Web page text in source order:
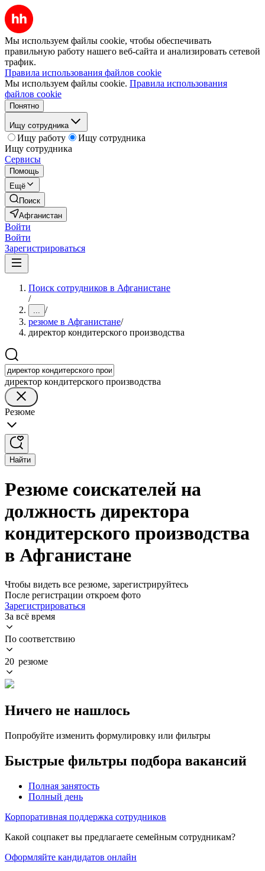
Мы используем файлы cookie, чтобы обеспечивать
правильную работу нашего веб-сайта и анализировать сетевой
трафик.
Правила использования файлов cookie
Мы используем файлы cookie. Правила использования
файлов cookie
Понятно
Ищу сотрудника
Ищу работу
Ищу сотрудника
Ищу сотрудника
Сервисы
Помощь
Ещё
Поиск
Афганистан
Войти
Войти
Зарегистрироваться
Поиск сотрудников в Афганистане
/
... /
резюме в Афганистане/
директор кондитерского производства
директор кондитерского производства
Резюме
Найти
Резюме соискателей на
должность директора
кондитерского производства
в Афганистане
Чтобы видеть все резюме, зарегистрируйтесь
После регистрации откроем фото
Зарегистрироваться
За всё время
По соответствию
20 резюме
Ничего не нашлось
Попробуйте изменить формулировку или фильтры
Быстрые фильтры подбора вакансий
Полная занятость
Полный день
Корпоративная поддержка сотрудников
Какой соцпакет вы предлагаете семейным сотрудникам?
Оформляйте кандидатов онлайн